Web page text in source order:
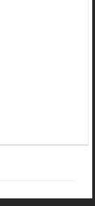
en som du vill sÃ¤lja
TRX 350 FE 2005
bra och du kan nÃÂ¥